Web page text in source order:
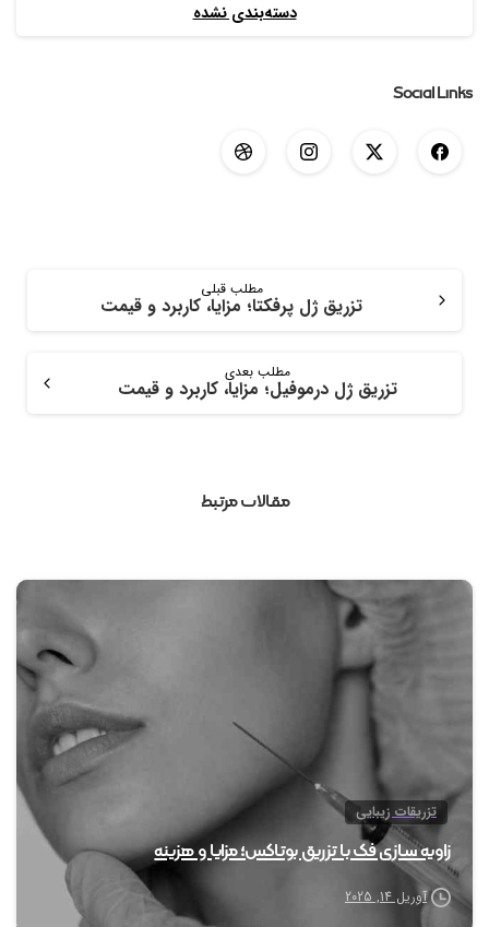
دسته‌بندی نشده
Social Links
مطلب قبلی
تزریق ژل پرفکتا؛ مزایا، کاربرد و قیمت
مطلب بعدی
تزریق ژل درموفیل؛ مزایا، کاربرد و قیمت
مقالات مرتبط
تزریقات زیبایی
زاویه سازی فک با تزریق بوتاکس؛ مزایا و هزینه
آوریل 14, 2025